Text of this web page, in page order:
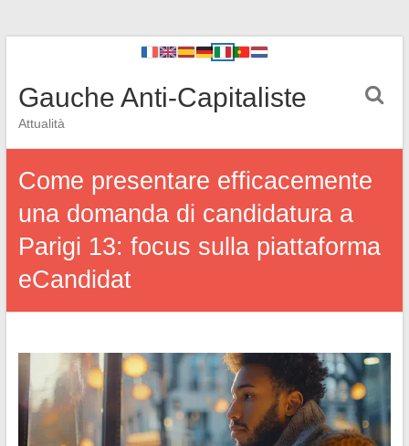
Gauche Anti-Capitaliste
Attualità
Come presentare efficacemente
una domanda di candidatura a
Parigi 13: focus sulla piattaforma
eCandidat